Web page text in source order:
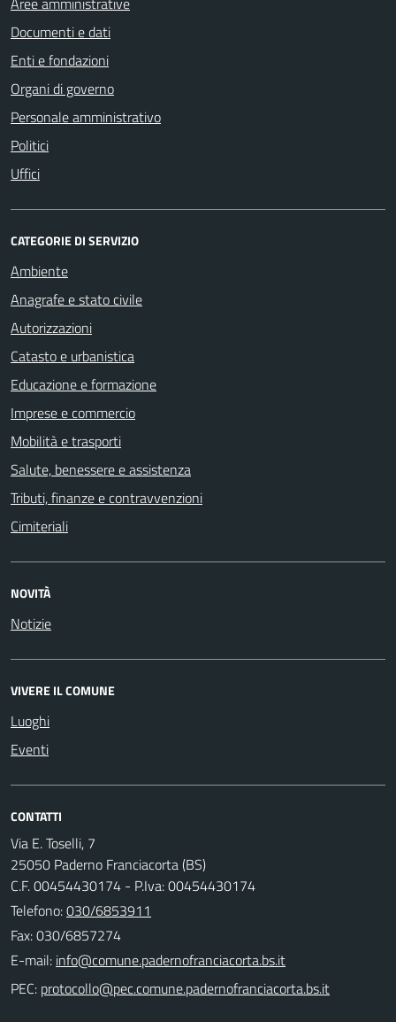
Documenti e dati
Enti e fondazioni
Organi di governo
Personale amministrativo
Politici
Uffici
CATEGORIE DI SERVIZIO
Ambiente
Anagrafe e stato civile
Autorizzazioni
Catasto e urbanistica
Educazione e formazione
Imprese e commercio
Mobilità e trasporti
Salute, benessere e assistenza
Tributi, finanze e contravvenzioni
Cimiteriali
NOVITÀ
Notizie
VIVERE IL COMUNE
Luoghi
Eventi
CONTATTI
Via E. Toselli, 7
25050 Paderno Franciacorta (BS)
C.F. 00454430174 - P.Iva: 00454430174
Telefono:030/6853911
Fax: 030/6857274
E-mail:
PEC: